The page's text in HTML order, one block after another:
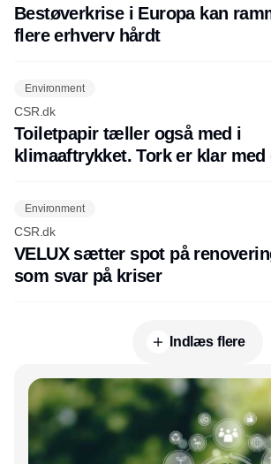
Bestøverkrise i Europa kan
flere erhverv hårdt
Environment
CSR.dk
Toiletpapir tæller også med i
klimaaftrykket. Tork er klar med
Environment
CSR.dk
VELUX sætter spot på
som svar på kriser
Indlæs flere
Annonce